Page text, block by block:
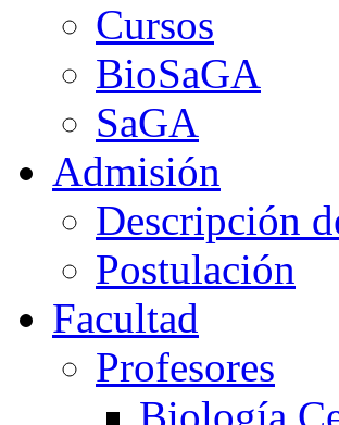
Cursos
BioSaGA
SaGA
Admisión
Descripción
Postulación
Facultad
Profesores